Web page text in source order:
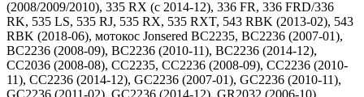
(2008/2009/2010), 335 RX (c 2014-12), 336 FR, 336 FRD/336
RK, 535 LS, 535 RJ, 535 RX, 535 RXT, 543 RBK (2013-02), 543
RBK (2018-06), мотокос Jonsered BC2235, BC2236 (2007-01),
BC2236 (2008-09), BC2236 (2010-11), BC2236 (2014-12),
CC2036 (2008-08), CC2235, CC2236 (2008-09), CC2236 (2010-
11), CC2236 (2014-12), GC2236 (2007-01), GC2236 (2010-11),
GC2236 (2011-02), GC2236 (2014-12), GR2032 (2006-10),